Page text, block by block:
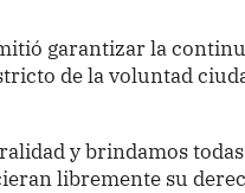
garantizar la
de la voluntad
y brindamos
libremente su